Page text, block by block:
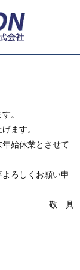
。
ます。
始休業とさせて
ろしくお願い申
敬 具